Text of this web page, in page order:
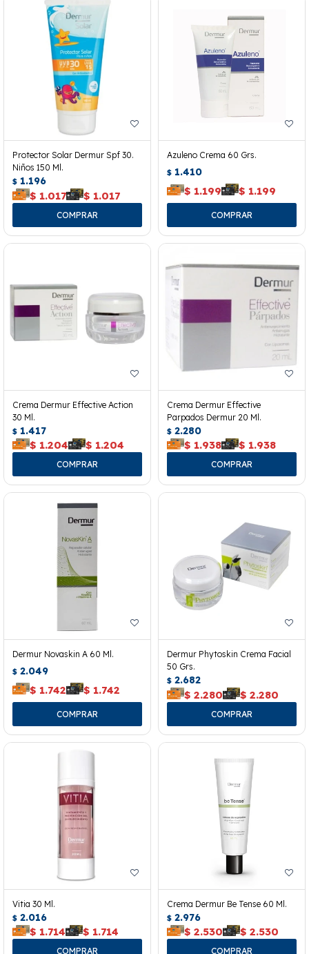
Protector Solar Dermur Spf 30.
Niños 150 Ml.
$ 1.196
$ 1.017 $ 1.017
Azuleno Crema 60 Grs.
$ 1.410
$ 1.199 $ 1.199
Crema Dermur Effective Action
30 Ml.
$ 1.417
$ 1.204 $ 1.204
Crema Dermur Effective
Parpados Dermur 20 Ml.
$ 2.280
$ 1.938 $ 1.938
Dermur Novaskin A 60 Ml.
$ 2.049
$ 1.742 $ 1.742
Dermur Phytoskin Crema Facial
50 Grs.
$ 2.682
$ 2.280 $ 2.280
Vitia 30 Ml.
$ 2.016
$ 1.714 $ 1.714
Crema Dermur Be Tense 60 Ml.
$ 2.976
$ 2.530 $ 2.530